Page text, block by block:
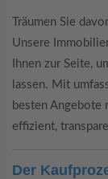
Träumen Sie
Unsere
Ihnen zur Seite,
lassen. Mit
besten Angebote
effizient,
Der